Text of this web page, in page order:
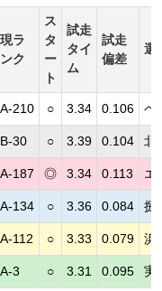
現ラ
ンク
ス
タ
ー
ト
試走
タイ
ム
試走
偏差
選
A-210 ○ 3.34 0.106 ペ
B-30 ○ 3.39 0.104 北
A-187 ◎ 3.34 0.113 エ
A-134 ○ 3.36 0.084 捌
A-112 ○ 3.33 0.079 浜
A-3 ○ 3.31 0.095 実